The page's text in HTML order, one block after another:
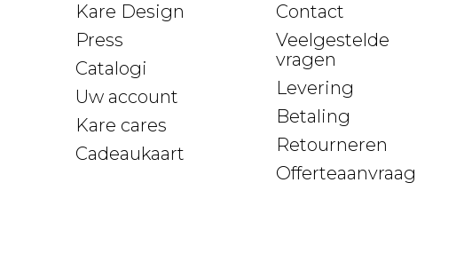
Kare Design
Press
Catalogi
Uw account
Kare cares
Cadeaukaart
Contact
Veelgestelde
vragen
Levering
Betaling
Retourneren
Offerteaanvraag